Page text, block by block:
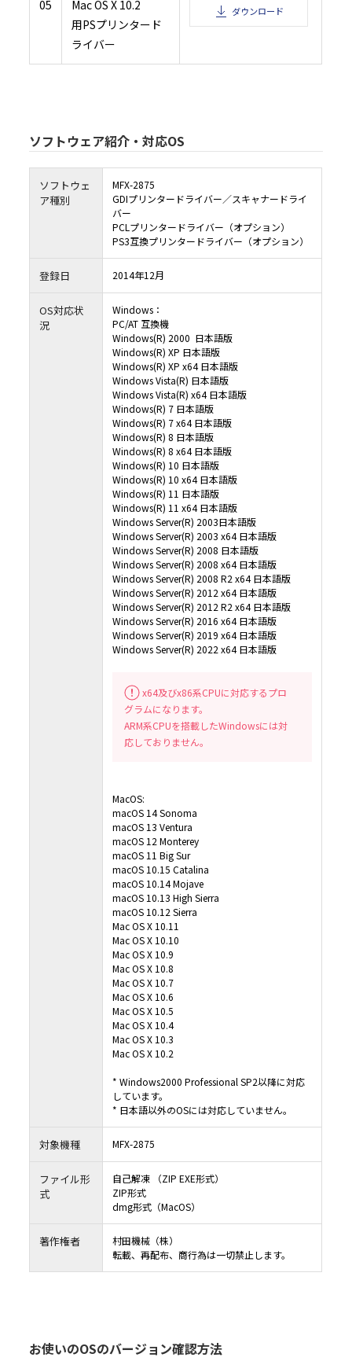
05
Mac OS X 10.2
用PSプリンタード
ライバー
ダウンロード
ソフトウェア紹介・対応OS
ソフトウェ
ア種別
MFX-2875
GDIプリンタードライバー／スキャナードライ
バー
PCLプリンタードライバー（オプション）
PS3互換プリンタードライバー（オプション）
登録日 2014年12月
OS対応状
況
Windows：
PC/AT 互換機
Windows(R) 2000 日本語版
Windows(R) XP 日本語版
Windows(R) XP x64 日本語版
Windows Vista(R) 日本語版
Windows Vista(R) x64 日本語版
Windows(R) 7 日本語版
Windows(R) 7 x64 日本語版
Windows(R) 8 日本語版
Windows(R) 8 x64 日本語版
Windows(R) 10 日本語版
Windows(R) 10 x64 日本語版
Windows(R) 11 日本語版
Windows(R) 11 x64 日本語版
Windows Server(R) 2003日本語版
Windows Server(R) 2003 x64 日本語版
Windows Server(R) 2008 日本語版
Windows Server(R) 2008 x64 日本語版
Windows Server(R) 2008 R2 x64 日本語版
Windows Server(R) 2012 x64 日本語版
Windows Server(R) 2012 R2 x64 日本語版
Windows Server(R) 2016 x64 日本語版
Windows Server(R) 2019 x64 日本語版
Windows Server(R) 2022 x64 日本語版
x64及びx86系CPUに対応するプロ
グラムになります。
ARM系CPUを搭載したWindowsには対
応しておりません。
MacOS:
macOS 14 Sonoma
macOS 13 Ventura
macOS 12 Monterey
macOS 11 Big Sur
macOS 10.15 Catalina
macOS 10.14 Mojave
macOS 10.13 High Sierra
macOS 10.12 Sierra
Mac OS X 10.11
Mac OS X 10.10
Mac OS X 10.9
Mac OS X 10.8
Mac OS X 10.7
Mac OS X 10.6
Mac OS X 10.5
Mac OS X 10.4
Mac OS X 10.3
Mac OS X 10.2
* Windows2000 Professional SP2以降に対応
しています。
* 日本語以外のOSには対応していません。
対象機種 MFX-2875
ファイル形
式
自己解凍 （ZIP EXE形式）
ZIP形式
dmg形式（MacOS）
著作権者
村田機械（株）
転載、再配布、商行為は一切禁止します。
お使いのOSのバージョン確認方法